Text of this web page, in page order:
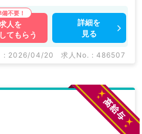
人を
てもらう
詳細を
見る
: 2026/04/20 求人No. : 486507